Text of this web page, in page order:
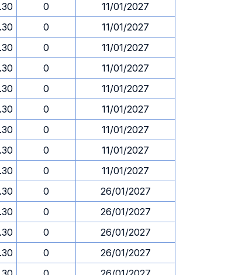
0
11/01/2027
0
11/01/2027
0
11/01/2027
0
11/01/2027
0
11/01/2027
0
11/01/2027
0
11/01/2027
0
11/01/2027
0
11/01/2027
0
26/01/2027
0
26/01/2027
0
26/01/2027
0
26/01/2027